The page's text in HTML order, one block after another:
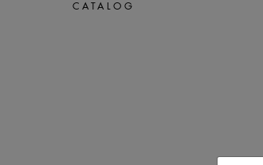
CATALOG